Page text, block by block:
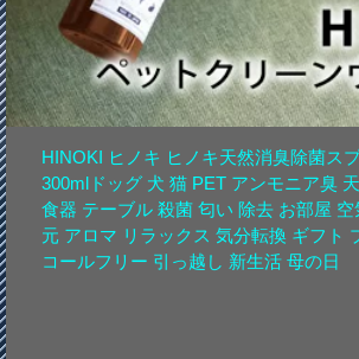
HINOKI ヒノキ ヒノキ天然消臭除菌ス
300mlドッグ 犬 猫 PET アンモニア臭
食器 テーブル 殺菌 匂い 除去 お部屋
元 アロマ リラックス 気分転換 ギフト
コールフリー 引っ越し 新生活 母の日